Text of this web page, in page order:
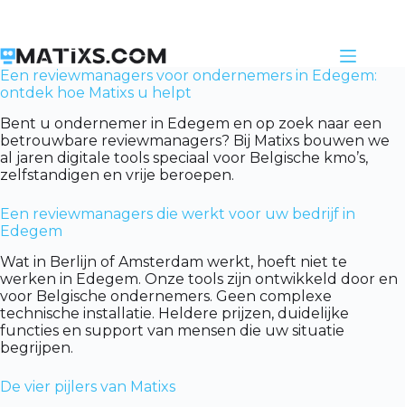
Een reviewmanagers voor ondernemers in Edegem:
ontdek hoe Matixs u helpt
Bent u ondernemer in Edegem en op zoek naar een
betrouwbare reviewmanagers? Bij Matixs bouwen we
al jaren digitale tools speciaal voor Belgische kmo’s,
zelfstandigen en vrije beroepen.
Een reviewmanagers die werkt voor uw bedrijf in
Edegem
Wat in Berlijn of Amsterdam werkt, hoeft niet te
werken in Edegem. Onze tools zijn ontwikkeld door en
voor Belgische ondernemers. Geen complexe
technische installatie. Heldere prijzen, duidelijke
functies en support van mensen die uw situatie
begrijpen.
De vier pijlers van Matixs